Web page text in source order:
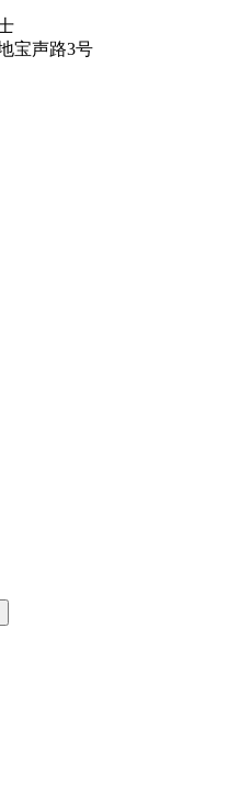
宝声路3号